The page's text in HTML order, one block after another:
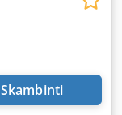
Skambinti